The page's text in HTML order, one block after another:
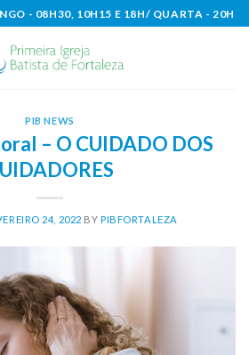
- 08H30, 10H15 E 18H/ QUARTA - 20H
PIB NEWS
– O CUIDADO DOS
24, 2022 BYPIBFORTALEZA